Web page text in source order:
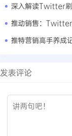
深入解读Twitter
推动销售：
推特营销高手养成
发表评论